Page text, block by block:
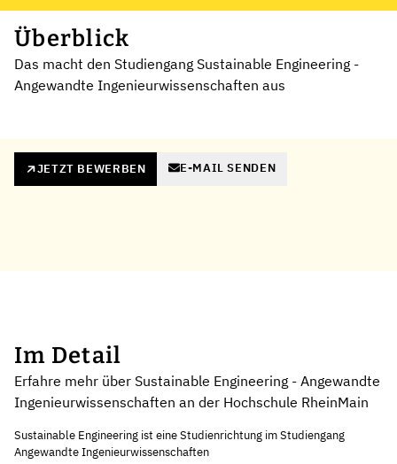
Überblick
Das macht den Studiengang Sustainable Engineering -
Angewandte Ingenieurwissenschaften aus
JETZT BEWERBEN E-MAIL SENDEN
Im Detail
Erfahre mehr über Sustainable Engineering - Angewandte
Ingenieurwissenschaften an der Hochschule RheinMain
Sustainable Engineering ist eine Studienrichtung im Studiengang
Angewandte Ingenieurwissenschaften